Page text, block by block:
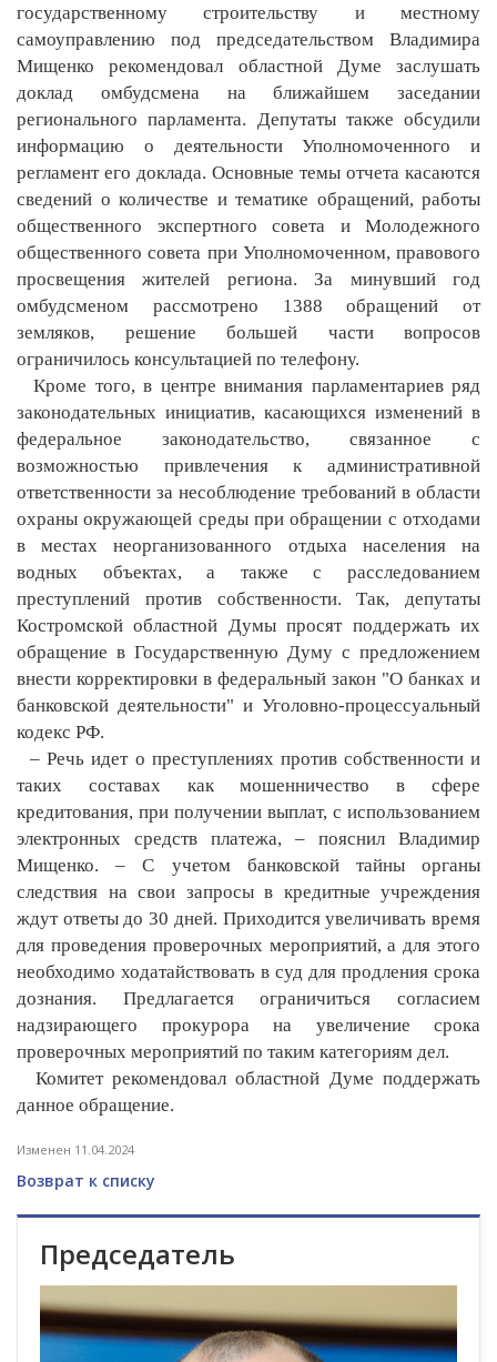
государственному строительству и местному
самоуправлению под председательством Владимира
Мищенко рекомендовал областной Думе заслушать
доклад омбудсмена на ближайшем заседании
регионального парламента. Депутаты также обсудили
информацию о деятельности Уполномоченного и
регламент его доклада. Основные темы отчета касаются
сведений о количестве и тематике обращений, работы
общественного экспертного совета и Молодежного
общественного совета при Уполномоченном, правового
просвещения жителей региона. За минувший год
омбудсменом рассмотрено 1388 обращений от
земляков, решение большей части вопросов
ограничилось консультацией по телефону.
Кроме того, в центре внимания парламентариев ряд
законодательных инициатив, касающихся изменений в
федеральное законодательство, связанное с
возможностью привлечения к административной
ответственности за несоблюдение требований в области
охраны окружающей среды при обращении с отходами
в местах неорганизованного отдыха населения на
водных объектах, а также с расследованием
преступлений против собственности. Так, депутаты
Костромской областной Думы просят поддержать их
обращение в Государственную Думу с предложением
внести корректировки в федеральный закон "О банках и
банковской деятельности" и Уголовно-процессуальный
кодекс РФ.
– Речь идет о преступлениях против собственности и
таких составах как мошенничество в сфере
кредитования, при получении выплат, с использованием
электронных средств платежа, – пояснил Владимир
Мищенко. – С учетом банковской тайны органы
следствия на свои запросы в кредитные учреждения
ждут ответы до 30 дней. Приходится увеличивать время
для проведения проверочных мероприятий, а для этого
необходимо ходатайствовать в суд для продления срока
дознания. Предлагается ограничиться согласием
надзирающего прокурора на увеличение срока
проверочных мероприятий по таким категориям дел.
Комитет рекомендовал областной Думе поддержать
данное обращение.
Изменен 11.04.2024
Возврат к списку
Председатель